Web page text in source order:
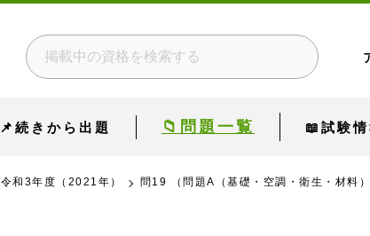
📌続きから出題 📁問題一覧 📖試験情
令和3年度（2021年） 問19 （問題A（基礎・空調・衛生・材料